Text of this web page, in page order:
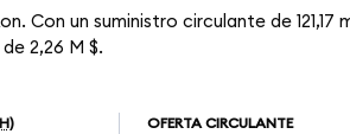
Con un suministro circulante de 121,17
2,26 M $.
OFERTA CIRCULANTE